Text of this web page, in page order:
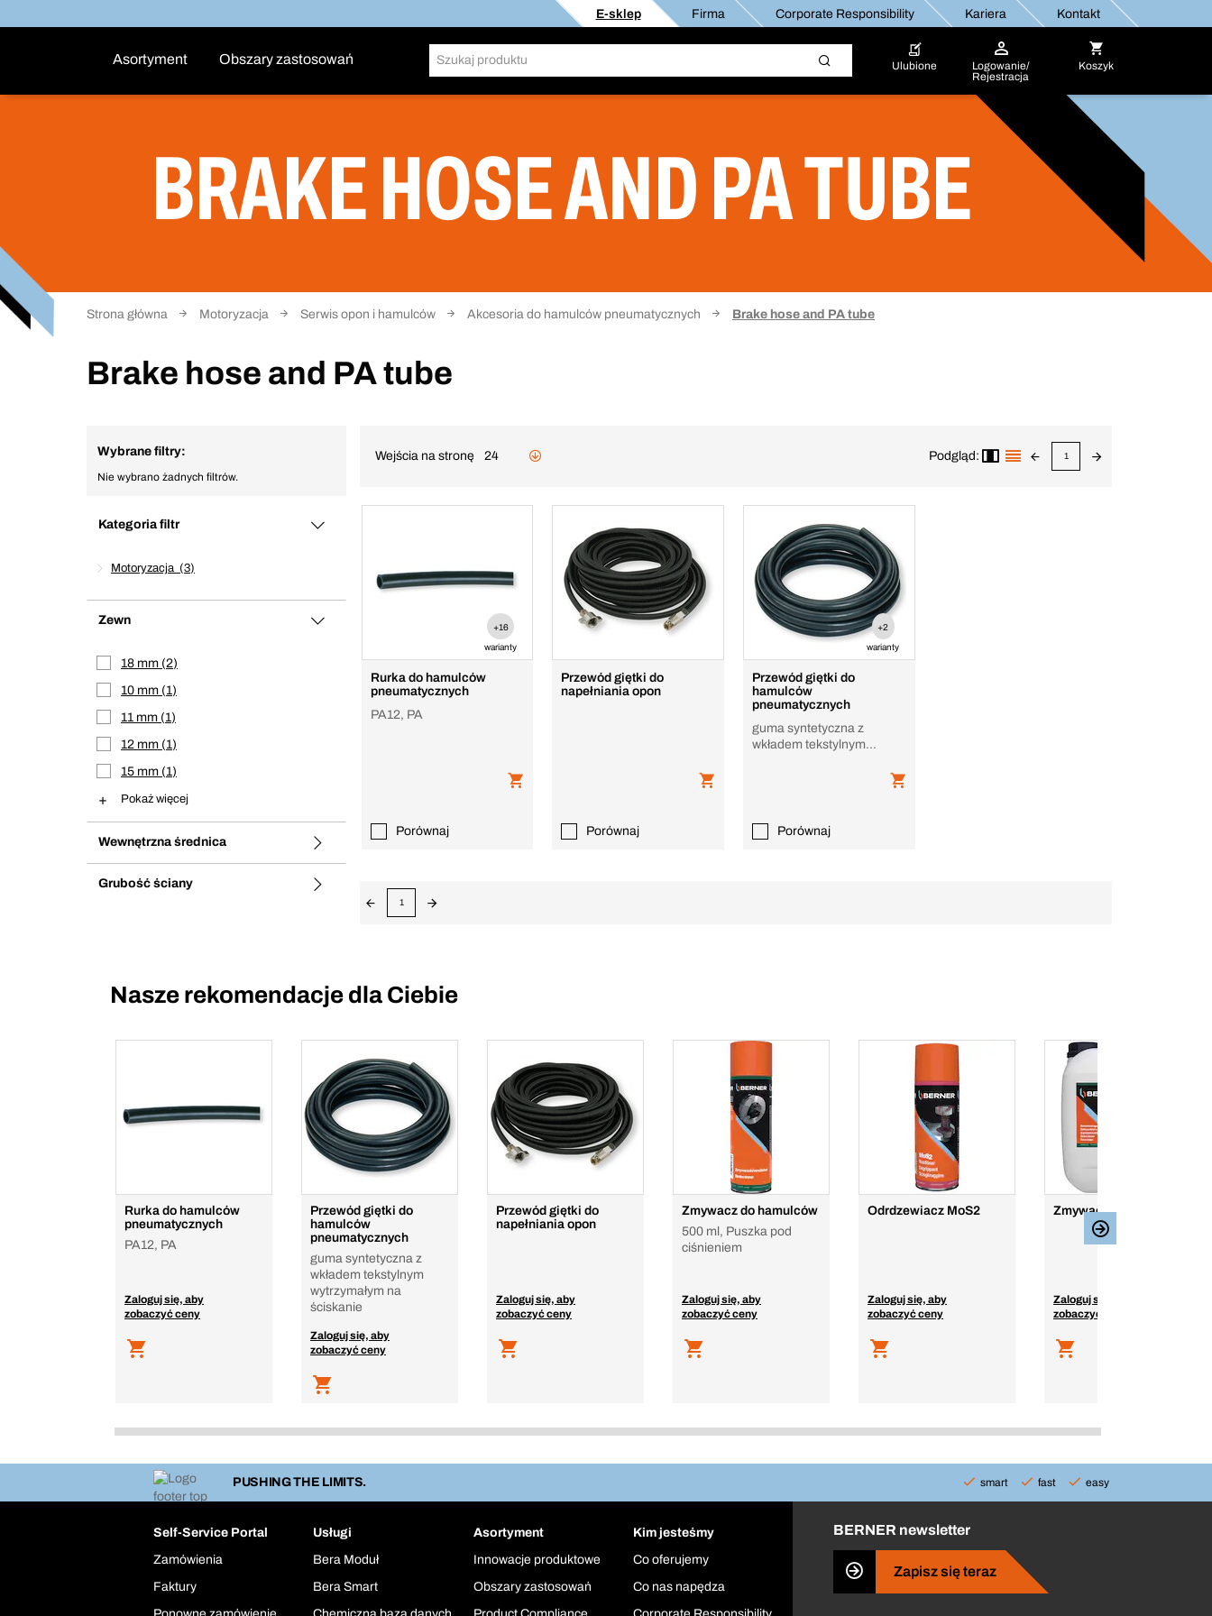
E-sklep Firma Corporate Responsibility Kariera Kontakt
Asortyment Obszary zastosowań Ulubione
Logowanie/
Rejestracja
Koszyk
BRAKE HOSE AND PA TUBE
Strona główna Motoryzacja Serwis opon i hamulców Akcesoria do hamulców pneumatycznych Brake hose and PA tube
Brake hose and PA tube
Wybrane filtry:
Nie wybrano żadnych filtrów.
Kategoria filtr
Motoryzacja 3
Zewn
18 mm 2
10 mm 1
11 mm 1
12 mm 1
15 mm 1
Pokaż więcej
Wewnętrzna średnica
Grubość ściany
Wejścia na stronę 24 Podgląd: 1
+16
warianty
Rurka do hamulców
pneumatycznych
PA12, PA
Porównaj
Przewód giętki do
napełniania opon
Porównaj
+2
warianty
Przewód giętki do
hamulców
pneumatycznych
guma syntetyczna z
wkładem tekstylnym
Porównaj
1
Nasze rekomendacje dla Ciebie
Rurka do hamulców
pneumatycznych
PA12, PA
Zaloguj się, aby
zobaczyć ceny
Przewód giętki do
hamulców
pneumatycznych
guma syntetyczna z
wkładem tekstylnym
wytrzymałym na
ściskanie
Zaloguj się, aby
zobaczyć ceny
Przewód giętki do
napełniania opon
Zaloguj się, aby
zobaczyć ceny
Zmywacz do hamulców
500 ml, Puszka pod
ciśnieniem
Zaloguj się, aby
zobaczyć ceny
Odrdzewiacz MoS2
Zaloguj się, aby
zobaczyć ceny
Zmywacz do hamulców
Zaloguj się, aby
zobaczyć ceny
PUSHING THE LIMITS. smart fast easy
Self-Service Portal
Zamówienia
Faktury
Usługi
Bera Moduł
Bera Smart
Asortyment
Innowacje produktowe
Obszary zastosowań
Kim jesteśmy
Co oferujemy
Co nas napędza
BERNER newsletter
Zapisz się teraz